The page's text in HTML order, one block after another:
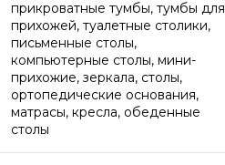
прикроватные тумбы, тумбы для
прихожей, туалетные столики,
письменные столы,
компьютерные столы, мини-
прихожие, зеркала, столы,
ортопедические основания,
матрасы, кресла, обеденные
столы